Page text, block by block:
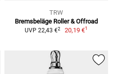
TRW
Bremsbeläge Roller & Offroad
UVP 22,43 €2 20,19 €1